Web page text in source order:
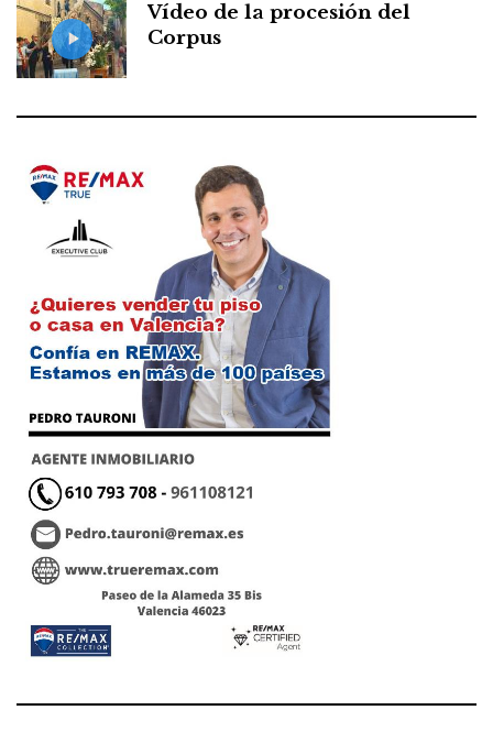
Vídeo de la procesión del
Corpus